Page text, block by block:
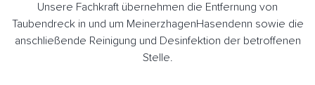
Unsere Fachkraft übernehmen die Entfernung von
Taubendreck in und um MeinerzhagenHasendenn sowie die
anschließende Reinigung und Desinfektion der betroffenen
Stelle.